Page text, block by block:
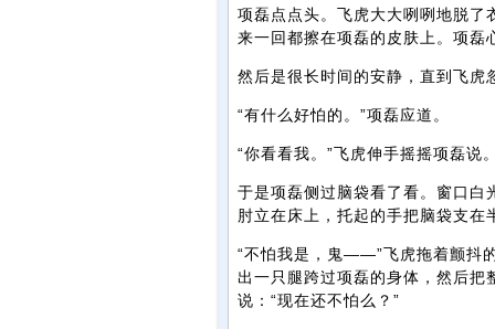
项磊点点头。飞虎大大咧咧地脱了
来一回都擦在项磊的皮肤上。项磊
然后是很长时间的安静，直到飞虎
“有什么好怕的。”项磊应道。
“你看看我。”飞虎伸手摇摇项磊说
于是项磊侧过脑袋看了看。窗口白
肘立在床上，托起的手把脑袋支
“不怕我是，鬼——”飞虎拖着颤抖
出一只腿跨过项磊的身体，然后把
说：“现在还不怕么？”